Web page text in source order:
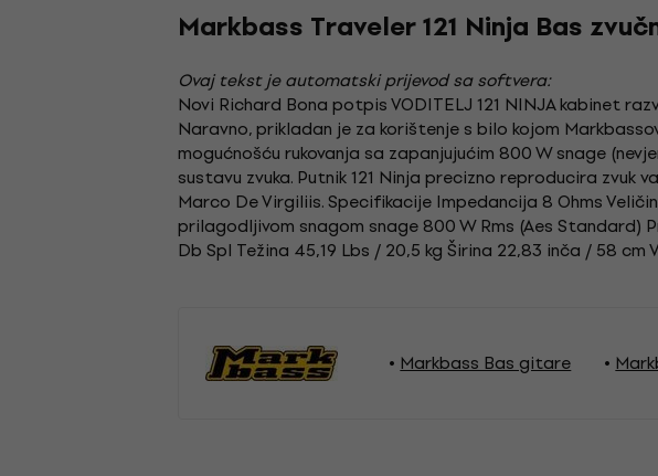
Markbass Traveler 121 Ninja Bas
Ovaj tekst je automatski prijevod sa softvera:
Novi Richard Bona potpis VODITELJ 121 NINJA kabinet
Naravno, prikladan je za korištenje s bilo kojom
mogućnošću rukovanja sa zapanjujućim 800 W snage
sustavu zvuka. Putnik 121 Ninja precizno reproducira zvuk
Marco De Virgiliis. Specifikacije Impedancija 8 Ohms
prilagodljivom snagom snage 800 W Rms (Aes Standard)
Db Spl Težina 45,19 Lbs / 20,5 kg Širina 22,83 inča / 58 cm
Markbass Bas gitare